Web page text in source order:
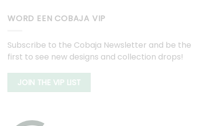
WORD EEN COBAJA VIP
Subscribe to the Cobaja Newsletter and be the
first to see new designs and collection drops!
JOIN THE VIP LIST